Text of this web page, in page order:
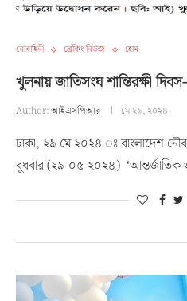
নৌবাহিনী ব্রেকিং নিউজ হোম
খুলনায় জাতিসংঘ শান্তিরক্ষী
Author:আইএসপিআর মে ২৯, ২০২৪
ঢাকা, ২৯ মে ২০২৪ ঃ বাংলাদেশ
বুধবার (২৯-০৫-২০২৪) ‘আন্তর্জাতিক